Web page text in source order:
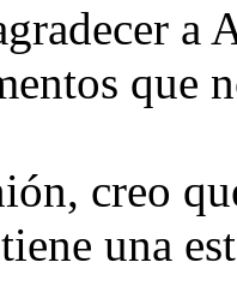
a
que
creo
una